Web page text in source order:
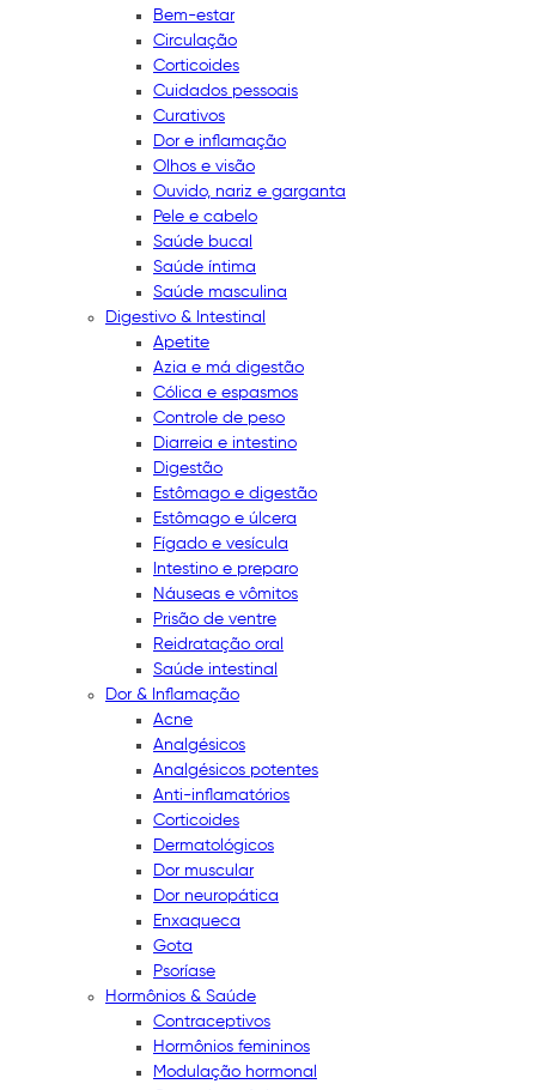
Bem-estar
Circulação
Corticoides
Cuidados pessoais
Curativos
Dor e inflamação
Olhos e visão
Ouvido, nariz e garganta
Pele e cabelo
Saúde bucal
Saúde íntima
Saúde masculina
Digestivo & Intestinal
Apetite
Azia e má digestão
Cólica e espasmos
Controle de peso
Diarreia e intestino
Digestão
Estômago e digestão
Estômago e úlcera
Fígado e vesícula
Intestino e preparo
Náuseas e vômitos
Prisão de ventre
Reidratação oral
Saúde intestinal
Dor & Inflamação
Acne
Analgésicos
Analgésicos potentes
Anti-inflamatórios
Corticoides
Dermatológicos
Dor muscular
Dor neuropática
Enxaqueca
Gota
Psoríase
Hormônios & Saúde
Contraceptivos
Hormônios femininos
Modulação hormonal